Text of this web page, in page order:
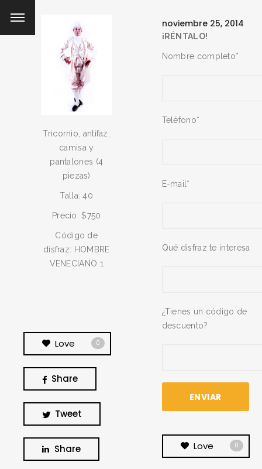
Tricornio, antifaz,
camisa y
pantalones (4
piezas)
Talla: 40
Precio: $750
Código de
disfraz: HOMBRE
VENECIANO 1
Love 0
Share
Tweet
Share
noviembre 25, 2014
¡RÉNTALO!
Nombre completo*
Teléfono*
E-mail*
Qué disfraz te interesa
¿Tienes un código de
descuento?
Love 0